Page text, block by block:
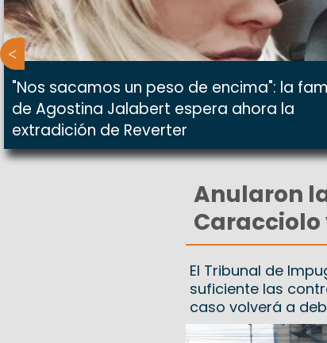
"Nos sacamos un peso de encima": la
de Agostina Jalabert espera ahora la
extradición de Reverter
Anularon
El Tribunal de
suficiente las
caso volverá a